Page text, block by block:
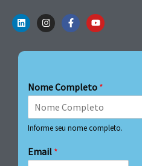
Nome Completo *
Informe seu nome completo.
Email *